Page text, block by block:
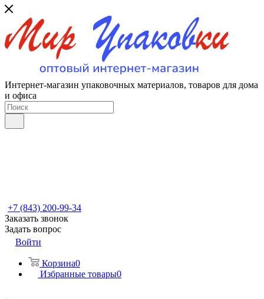
Интернет-магазин упаковочных материалов, товаров для дома
и офиса
+7 (843) 200-99-34
Заказать звонок
Задать вопрос
Войти
Корзина0
Избранные товары0